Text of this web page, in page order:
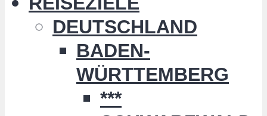
DEUTSCHLAND
BADEN-
WÜRTTEMBERG
***